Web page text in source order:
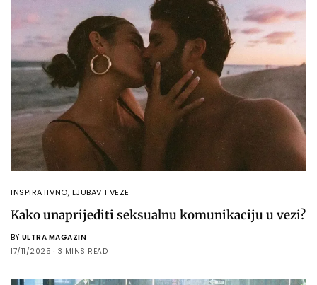
INSPIRATIVNO, LJUBAV I VEZE
Kako unaprijediti seksualnu komunikaciju u vezi?
BY ULTRA MAGAZIN
17/11/2025
3 MINS READ